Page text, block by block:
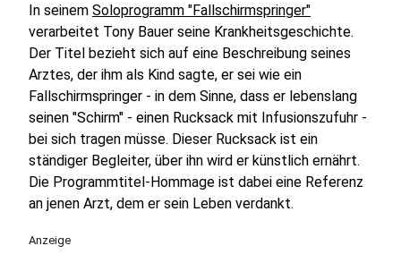
In seinem Soloprogramm "Fallschirmspringer"
verarbeitet Tony Bauer seine Krankheitsgeschichte.
Der Titel bezieht sich auf eine Beschreibung seines
Arztes, der ihm als Kind sagte, er sei wie ein
Fallschirmspringer - in dem Sinne, dass er lebenslang
seinen "Schirm" - einen Rucksack mit Infusionszufuhr -
bei sich tragen müsse. Dieser Rucksack ist ein
ständiger Begleiter, über ihn wird er künstlich ernährt.
Die Programmtitel-Hommage ist dabei eine Referenz
an jenen Arzt, dem er sein Leben verdankt.
Anzeige